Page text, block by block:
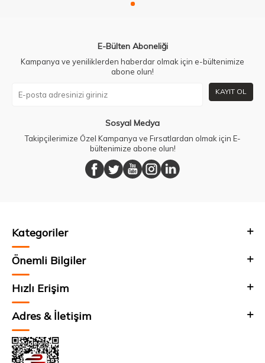
E-Bülten Aboneliği
Kampanya ve yeniliklerden haberdar olmak için e-bültenimize
abone olun!
KAYIT OL
Sosyal Medya
Takipçilerimize Özel Kampanya ve Fırsatlardan olmak için E-
bültenimize abone olun!
Kategoriler
Önemli Bilgiler
Hızlı Erişim
Adres & İletişim